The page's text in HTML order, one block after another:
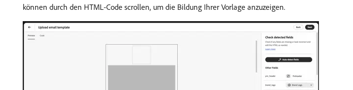
können durch den HTML-Code scrollen, um die Bildung Ihrer Vorlage anzuzeigen.